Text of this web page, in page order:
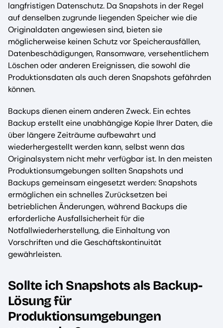
langfristigen Datenschutz. Da Snapshots in der Regel
auf denselben zugrunde liegenden Speicher wie die
Originaldaten angewiesen sind, bieten sie
möglicherweise keinen Schutz vor Speicherausfällen,
Datenbeschädigungen, Ransomware, versehentlichem
Löschen oder anderen Ereignissen, die sowohl die
Produktionsdaten als auch deren Snapshots gefährden
können.
Backups dienen einem anderen Zweck. Ein echtes
Backup erstellt eine unabhängige Kopie Ihrer Daten, die
über längere Zeiträume aufbewahrt und
wiederhergestellt werden kann, selbst wenn das
Originalsystem nicht mehr verfügbar ist. In den meisten
Produktionsumgebungen sollten Snapshots und
Backups gemeinsam eingesetzt werden: Snapshots
ermöglichen ein schnelles Zurücksetzen bei
betrieblichen Änderungen, während Backups die
erforderliche Ausfallsicherheit für die
Notfallwiederherstellung, die Einhaltung von
Vorschriften und die Geschäftskontinuität
gewährleisten.
Sollte ich Snapshots als Backup-
Lösung für
Produktionsumgebungen